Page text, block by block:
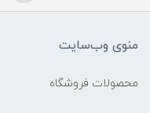
منوی وب‌سایت
محصولات فروشگاه